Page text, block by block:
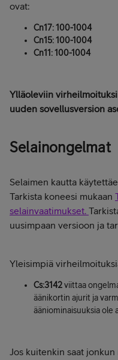
ovat:
Cn17: 100-1004
Cn15: 100-1004
Cn11: 100-1004
Ylläoleviin
uuden sovellusversion
Selainongelmat
Selaimen kautta
Tarkista koneesi mukaan
selainvaatimukset.
uusimpaan versioon ja
Yleisimpiä
Cs:3142viittaa
äänikortin ajurit ja
ääniominaisuuksia ole
Jos kuitenkin saat